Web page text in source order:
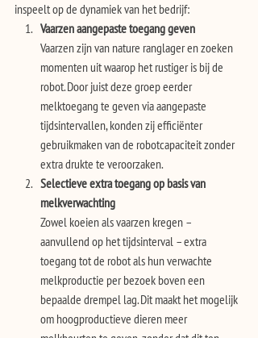
inspeelt op de dynamiek van het bedrijf:
Vaarzen aangepaste toegang geven
Vaarzen zijn van nature ranglager en zoeken
momenten uit waarop het rustiger is bij de
robot. Door juist deze groep eerder
melktoegang te geven via aangepaste
tijdsintervallen, konden zij efficiënter
gebruikmaken van de robotcapaciteit zonder
extra drukte te veroorzaken.
Selectieve extra toegang op basis van
melkverwachting
Zowel koeien als vaarzen kregen –
aanvullend op het tijdsinterval – extra
toegang tot de robot als hun verwachte
melkproductie per bezoek boven een
bepaalde drempel lag. Dit maakt het mogelijk
om hoogproductieve dieren meer